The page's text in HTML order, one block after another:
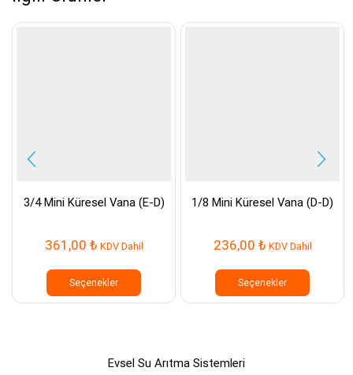
3/4 Mini Küresel Vana (E-D)
361,00 ₺ KDV Dahil
Seçenekler
fazla
ürün
1/8 Mini Küresel Vana (D-D)
236,00 ₺ KDV Dahil
Seçenekler
fazla
Evsel Su Arıtma Sistemleri